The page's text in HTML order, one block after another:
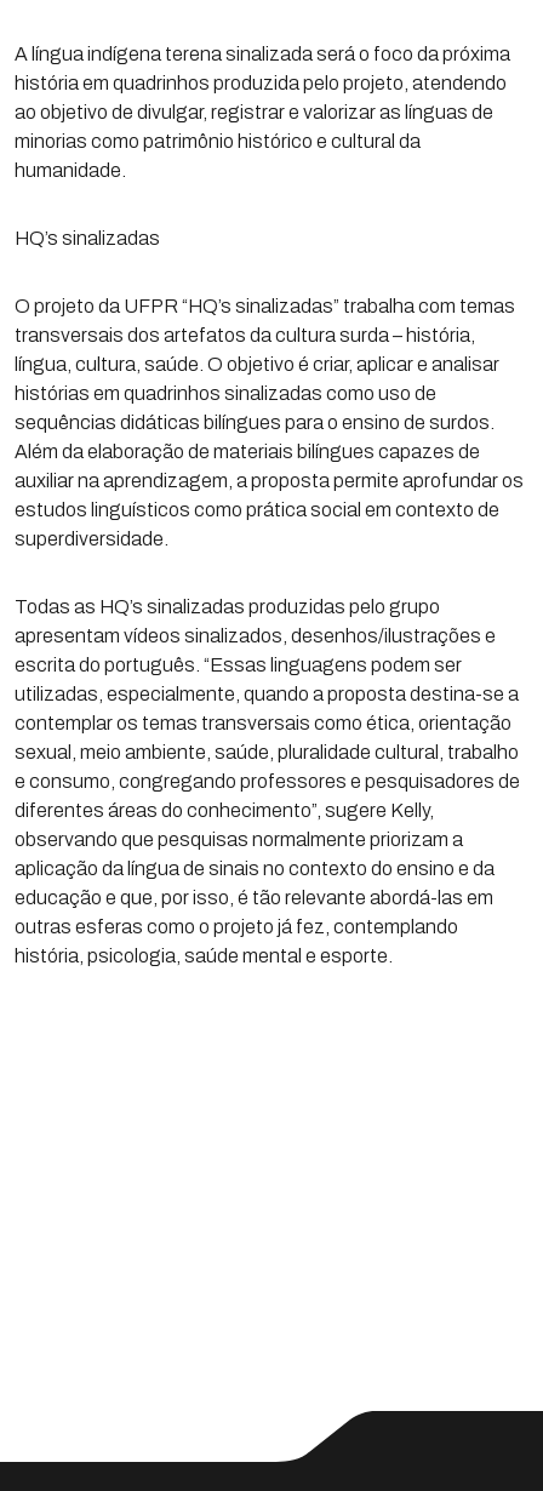
A língua indígena terena sinalizada será o foco da próxima
história em quadrinhos produzida pelo projeto, atendendo
ao objetivo de divulgar, registrar e valorizar as línguas de
minorias como patrimônio histórico e cultural da
humanidade.
HQ’s sinalizadas
O projeto da UFPR “HQ’s sinalizadas” trabalha com temas
transversais dos artefatos da cultura surda – história,
língua, cultura, saúde. O objetivo é criar, aplicar e analisar
histórias em quadrinhos sinalizadas como uso de
sequências didáticas bilíngues para o ensino de surdos.
Além da elaboração de materiais bilíngues capazes de
auxiliar na aprendizagem, a proposta permite aprofundar os
estudos linguísticos como prática social em contexto de
superdiversidade.
Todas as HQ’s sinalizadas produzidas pelo grupo
apresentam vídeos sinalizados, desenhos/ilustrações e
escrita do português. “Essas linguagens podem ser
utilizadas, especialmente, quando a proposta destina-se a
contemplar os temas transversais como ética, orientação
sexual, meio ambiente, saúde, pluralidade cultural, trabalho
e consumo, congregando professores e pesquisadores de
diferentes áreas do conhecimento”, sugere Kelly,
observando que pesquisas normalmente priorizam a
aplicação da língua de sinais no contexto do ensino e da
educação e que, por isso, é tão relevante abordá-las em
outras esferas como o projeto já fez, contemplando
história, psicologia, saúde mental e esporte.